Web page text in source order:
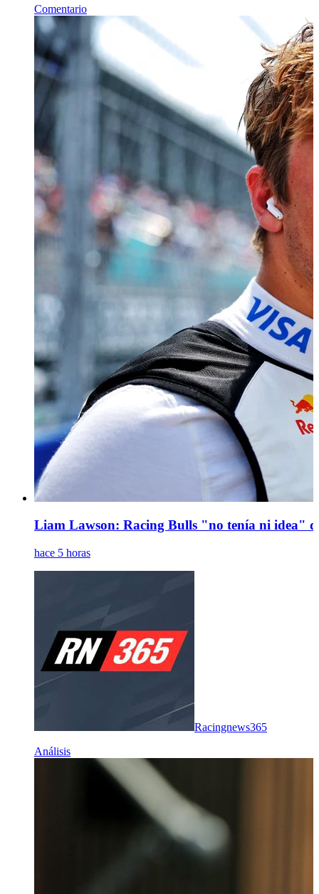
Comentario
Liam Lawson: Racing Bulls "no tenía ni idea"
hace 5 horas
Racingnews365
Análisis